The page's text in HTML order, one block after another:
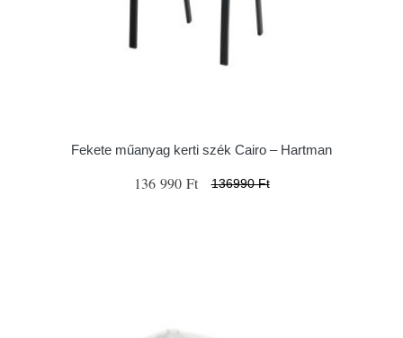
Fekete műanyag kerti szék Cairo – Hartman
136 990 Ft 136990 Ft